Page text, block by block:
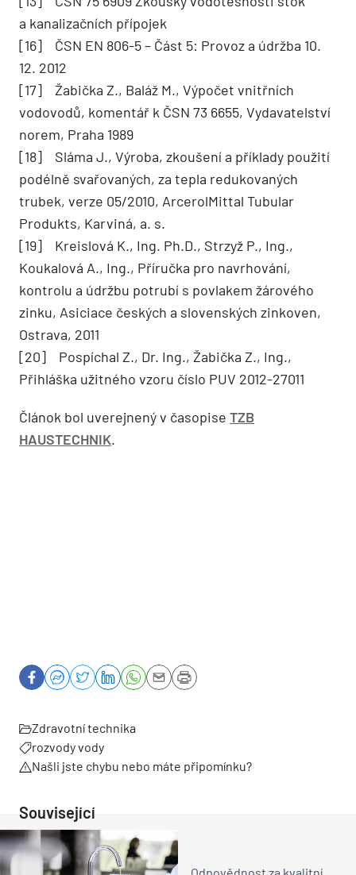
a kanalizačních přípojek
[16] ČSN EN 806-5 – Část 5: Provoz a údržba 10.
12. 2012
[17] Žabička Z., Baláž M., Výpočet vnitřních
vodovodů, komentář k ČSN 73 6655, Vydavatelství
norem, Praha 1989
[18] Sláma J., Výroba, zkoušení a příklady použití
podélně svařovaných, za tepla redukovaných
trubek, verze 05/2010, ArcerolMittal Tubular
Produkts, Karviná, a. s.
[19] Kreislová K., Ing. Ph.D., Strzyž P., Ing.,
Koukalová A., Ing., Příručka pro navrhování,
kontrolu a údržbu potrubí s povlakem žárového
zinku, Asiciace českých a slovenských zinkoven,
Ostrava, 2011
[20] Pospíchal Z., Dr. Ing., Žabička Z., Ing.,
Přihláška užitného vzoru číslo PUV 2012-27011
Článok bol uverejnený v časopise TZB
HAUSTECHNIK.
Zdravotní technika
rozvody vody
Našli jste chybu nebo máte připomínku?
Související